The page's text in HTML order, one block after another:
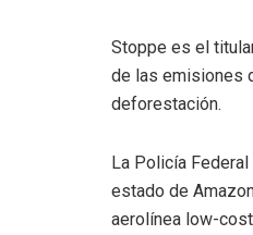
Stoppe es el
de las emisiones
deforestación.
La Policía
estado de
aerolínea low-